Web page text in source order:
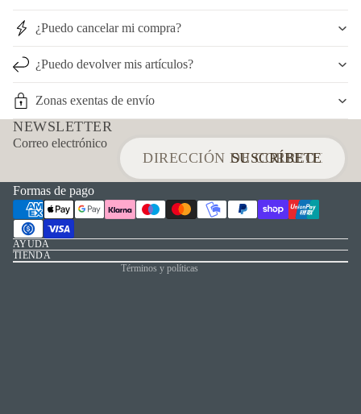
¿Puedo cancelar mi compra?
¿Puedo devolver mis artículos?
Zonas exentas de envío
NEWSLETTER
Correo electrónico
SUSCRÍBETE
Formas de pago
AYUDA
TIENDA
Términos y políticas
Política de reembolso
Política de privacidad
Términos del servicio
Política de envío
Información de contacto
Aviso legal